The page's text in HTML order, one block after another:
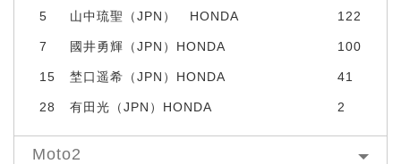
5 山中琉聖（JPN） HONDA 122
7 國井勇輝（JPN）HONDA 100
15 埜口遥希（JPN）HONDA 41
28 有田光（JPN）HONDA 2
Moto2